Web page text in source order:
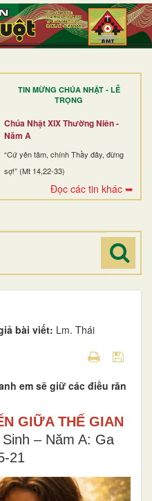
TIN MỪNG CHÚA NHẬT - LỄ
TRỌNG
Chúa Nhật XIX Thường Niên -
Năm A
“Cứ yên tâm, chính Thầy đây, đừng
sợ!” (Mt 14,22-33)
Đọc các tin khác ➥
bài viết: Lm. Thái
em sẽ giữ các điều răn
GIỮA THẾ GIAN
– Năm A: Ga
21